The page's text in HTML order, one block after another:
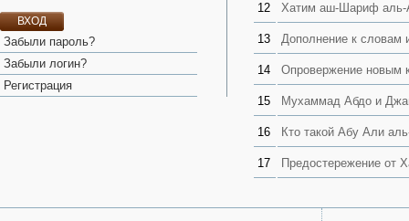
ВХОД
Забыли пароль?
Забыли логин?
Регистрация
12 Хатим аш-Шариф аль-
13 Дополнение к
14 Опровержение новым
15 Мухаммад Абдо и
16 Кто такой Абу Али
17 Предостережение от